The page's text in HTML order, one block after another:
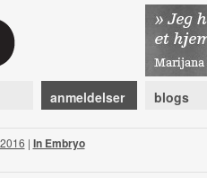
anmeldelser blogs
| In Embryo